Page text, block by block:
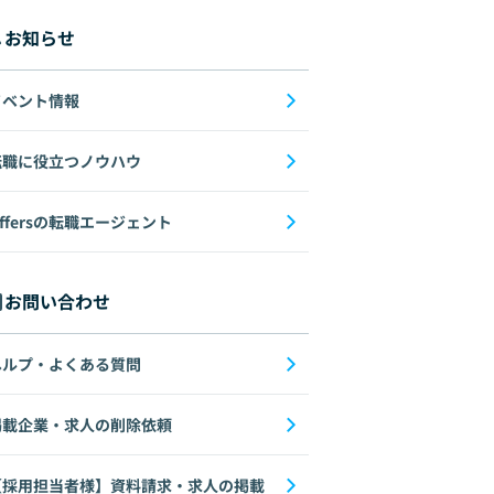
お知らせ
ント情報
に役立つノウハウ
の転職エージェント
お問い合わせ
プ・よくある質問
企業・求人の削除依頼
用担当者様】資料請求・求人の掲載